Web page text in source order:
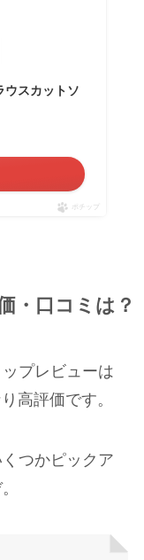
ウスカットソ
ポチップ
・口コミは？
プレビューは
高評価です。
つかピックア